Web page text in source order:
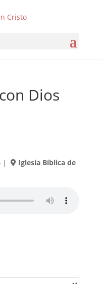
Dios
|
Iglesia Bíblica de